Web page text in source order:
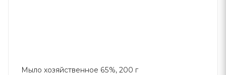
Мыло хозяйственное 65%, 200 г